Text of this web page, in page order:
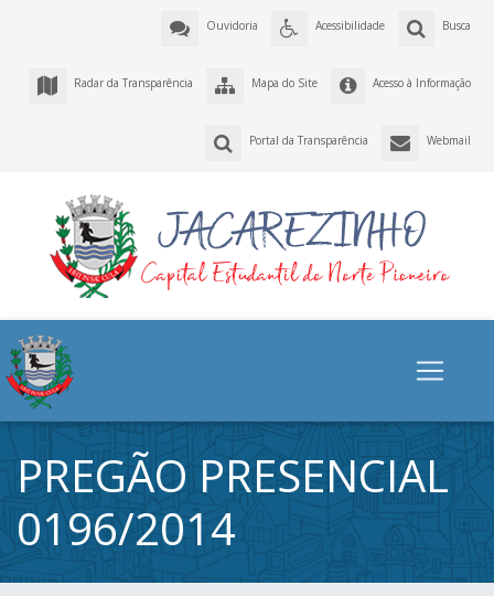
Busca
Acessibilidade
Ouvidoria
Acesso à Informação
Mapa do Site
Radar da Transparência
Webmail
Portal da Transparência
PREGÃO PRESENCIAL
0196/2014